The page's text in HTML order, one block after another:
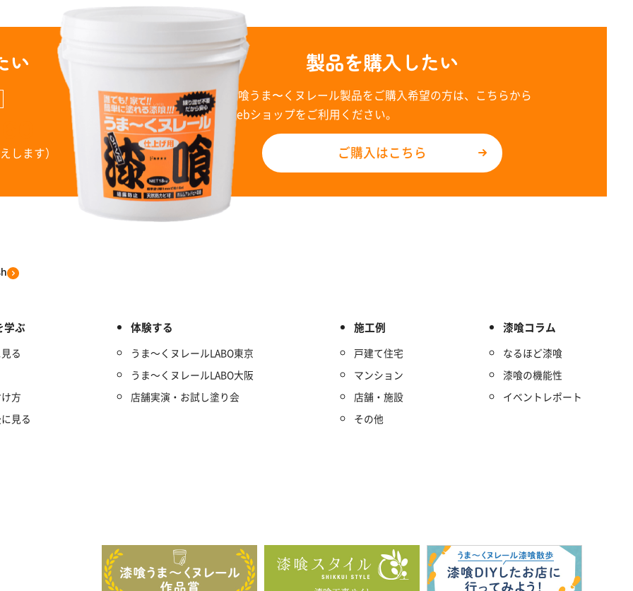
い
します）
製品を購入したい
漆喰うま〜くヌレール製品をご購入希望の方は、こちらから
Webショップをご利用ください。
ご購入はこちら
学ぶ
る
方
見る
体験する
うま～くヌレールLABO東京
うま～くヌレールLABO大阪
店舗実演・お試し塗り会
施工例
戸建て住宅
マンション
店舗・施設
その他
漆喰コラム
なるほど漆喰
漆喰の機能性
イベントレポート